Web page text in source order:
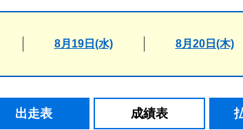
8月19日(水) 8月20日(木)
出走表 成績表